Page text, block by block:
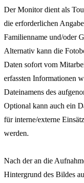
Der Monitor dient als
die erforderlichen
Familienname und/oder
Alternativ kann die
Daten sofort vom
erfassten Informationen
Dateinamens des
Optional kann auch ein
für interne/externe
werden.
Nach der an die
Hintergrund des Bildes